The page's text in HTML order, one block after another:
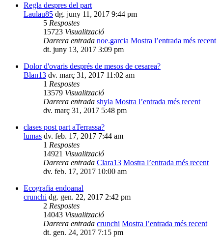
Regla despres del part
Laulau85 dg. juny 11, 2017 9:44 pm
5 Respostes
15723 Visualització
Darrera entrada noe.garcia Mostra l’entrada més recent
dt. juny 13, 2017 3:09 pm
Dolor d'ovaris després de mesos de cesarea?
Blan13 dv. març 31, 2017 11:02 am
1 Respostes
13579 Visualització
Darrera entrada shyla Mostra l’entrada més recent
dv. març 31, 2017 5:48 pm
clases post part aTerrassa?
lumas dv. feb. 17, 2017 7:44 am
1 Respostes
14921 Visualització
Darrera entrada Clara13 Mostra l’entrada més recent
dv. feb. 17, 2017 10:00 am
Ecografia endoanal
crunchi dg. gen. 22, 2017 2:42 pm
2 Respostes
14043 Visualització
Darrera entrada crunchi Mostra l’entrada més recent
dt. gen. 24, 2017 7:15 pm